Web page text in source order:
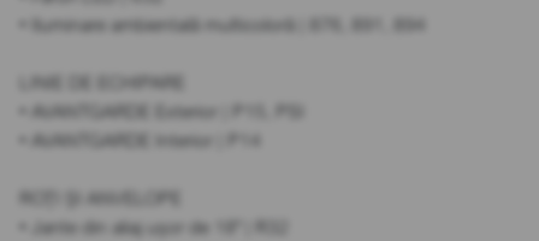
• Iluminare ambientală multicoloră | 876, 891, 894
LINIE DE ECHIPARE
• AVANTGARDE Exterior | P15, PSI
• AVANTGARDE Interior | P14
ROȚI ȘI ANVELOPE
• Jante din aliaj ușor de 18" | R32